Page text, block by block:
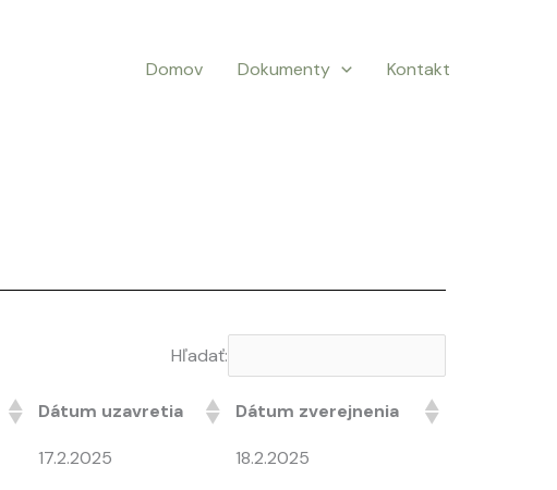
Domov Dokumenty Kontakt
Hľadať:
Dátum uzavretia Dátum zverejnenia
17.2.2025 18.2.2025